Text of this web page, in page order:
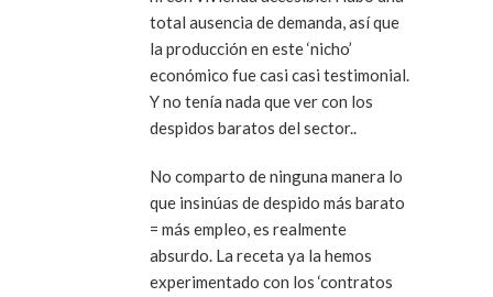
total ausencia de demanda, así que
la producción en este ‘nicho’
económico fue casi casi testimonial.
Y no tenía nada que ver con los
despidos baratos del sector..
No comparto de ninguna manera lo
que insinúas de despido más barato
= más empleo, es realmente
absurdo. La receta ya la hemos
experimentado con los ‘contratos